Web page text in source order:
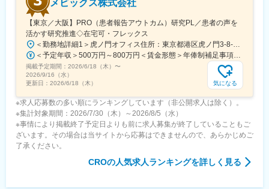
メビックス株式会社
【東京／大阪】PRO（患者報告アウトカム）研究PL／患者の声を
活かす研究推進◇在宅可・フレックス
＜勤務地詳細1＞虎ノ門オフィス住所：東京都港区虎ノ門3-8-21 虎ノ門33森ビル10階勤務地最寄駅：東京メトロ銀座線／虎ノ門駅受動喫煙対策：屋内全面禁煙＜勤務地詳細2＞大阪オフィス住所：大阪府大阪市中央区平野町3-6-1 あいおいニッセイ同和損保御堂筋ビル9階勤務地最寄駅：京阪本線・地下鉄御堂筋線／淀屋橋駅受動喫煙対策：屋内全面禁煙変更の範囲：会社の定める事業所（リモートワーク含む）
＜予定年収＞500万円～800万円＜賃金形態＞年俸制補足事項なし＜賃金内訳＞年額（基本給）：5,000,000円～8,000,000円固定残業手当/月：100,000円～150,000円（固定残業時間30時間0分/月）超過した時間外労働の残業手当は追加支給＜月額＞516,666円～816,666円（12分割）（一律手当を含む）＜昇給有無＞有＜残業手当＞有＜給与補足＞※給与詳細は、経験・前職年収に応じて決定します。賃金はあくまでも目安の金額であり、選考を通じて上下する可能性があります。月給(月額)は固定手当を含めた表記です。
掲載予定期間： 2026/6/18（木） 〜
2026/9/16（水）
更新日： 2026/6/18（木） 気になる
※求人応募数の多い順にランキングしています（非公開求人は除く）。
※集計対象期間：2026/7/30（木）～2026/8/5（水）
※事情により掲載終了予定日よりも前に求人募集が終了していることもご
ざいます。その場合は当サイトから応募はできませんので、あらかじめご
了承ください。
CROの人気求人ランキングを詳しく見る